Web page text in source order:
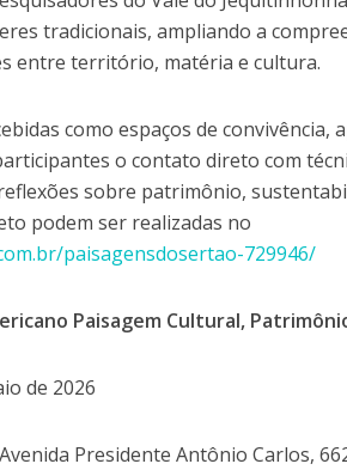
tradicionais, ampliando a
entre território, matéria e cultura.
como espaços de
o contato direto com
sobre patrimônio,
podem ser realizadas no
paisagensdosertao-729946/
Paisagem Cultural,
de 2026
Presidente Antônio Carlos,